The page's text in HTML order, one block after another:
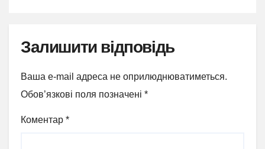
Залишити відповідь
Ваша e-mail адреса не оприлюднюватиметься.
Обов’язкові поля позначені *
Коментар *